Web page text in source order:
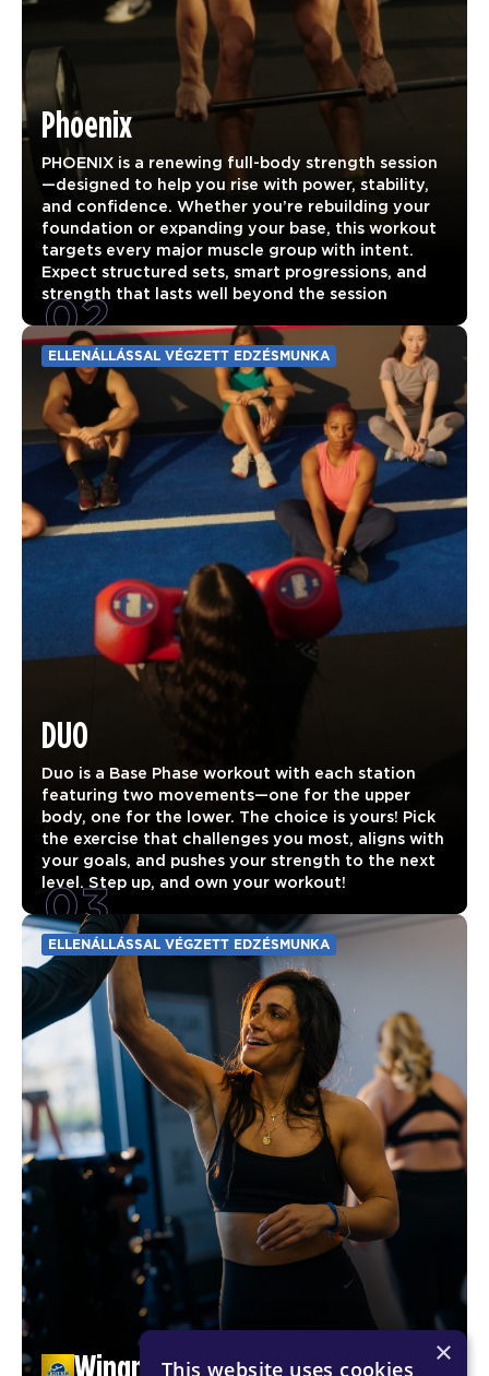
Phoenix
PHOENIX is a renewing full-body strength session
—designed to help you rise with power, stability,
and confidence. Whether you’re rebuilding your
foundation or expanding your base, this workout
targets every major muscle group with intent.
Expect structured sets, smart progressions, and
strength that lasts well beyond the session
02
ELLENÁLLÁSSAL VÉGZETT EDZÉSMUNKA
DUO
Duo is a Base Phase workout with each station
featuring two movements—one for the upper
body, one for the lower. The choice is yours! Pick
the exercise that challenges you most, aligns with
your goals, and pushes your strength to the next
level. Step up, and own your workout!
03
ELLENÁLLÁSSAL VÉGZETT EDZÉSMUNKA
×
This website uses cookies